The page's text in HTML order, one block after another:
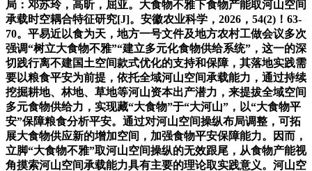
局：邓苏玲，高昕，屈亚。大食物不雅下食物产能取河山空间
承载时空耦合特征研究[J]。安徽农业科学，2026，54(2)！63-
70。平易近以食为天，地方一号文件及地方农村工做会议多次
强调“树立大食物不雅”“建立多元化食物供给系统”，这一的深
切践行离不建国土空间款式优化的支持和保障，其落地实践需
要以粮食平安为前提，依托全域河山空间承载能力，通过持续
挖掘耕地、林地、草地等河山资本出产潜力，来提拔全域空间
多元食物供给力，实现藏“大食物”于“大河山”，以“大食物平
安”保障粮食分析平安。通过对河山空间操纵布局调整，可拓
展大食物供应新的增加空间，加强食物平安保障能力。因而，
立脚“大食物不雅”取河山空间操纵的无效跟尾，从食物产能视
角摸索河山空间承载能力具有主要的理论取实践意义。河山空